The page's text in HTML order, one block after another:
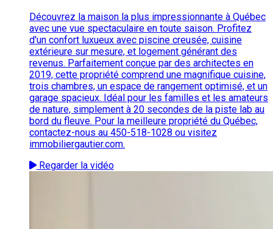
Découvrez la maison la plus impressionnante à Québec
avec une vue spectaculaire en toute saison. Profitez
d'un confort luxueux avec piscine creusée, cuisine
extérieure sur mesure, et logement générant des
revenus. Parfaitement conçue par des architectes en
2019, cette propriété comprend une magnifique cuisine,
trois chambres, un espace de rangement optimisé, et un
garage spacieux. Idéal pour les familles et les amateurs
de nature, simplement à 20 secondes de la piste lab au
bord du fleuve. Pour la meilleure propriété du Québec,
contactez-nous au 450-518-1028 ou visitez
immobiliergautier.com.
Regarder la vidéo